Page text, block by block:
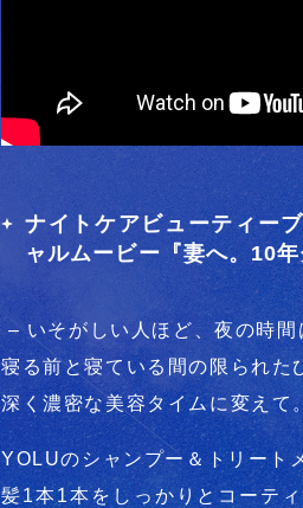
ナイトケアビューティー
ャルムービー『妻へ。10
– いそがしい人ほど、夜の時間
寝る前と寝ている間の限られた
深く濃密な美容タイムに変えて
YOLUのシャンプー＆トリート
髪1本1本をしっかりとコーテ